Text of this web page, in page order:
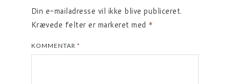
Din e-mailadresse vil ikke blive publiceret.
Krævede felter er markeret med *
KOMMENTAR *